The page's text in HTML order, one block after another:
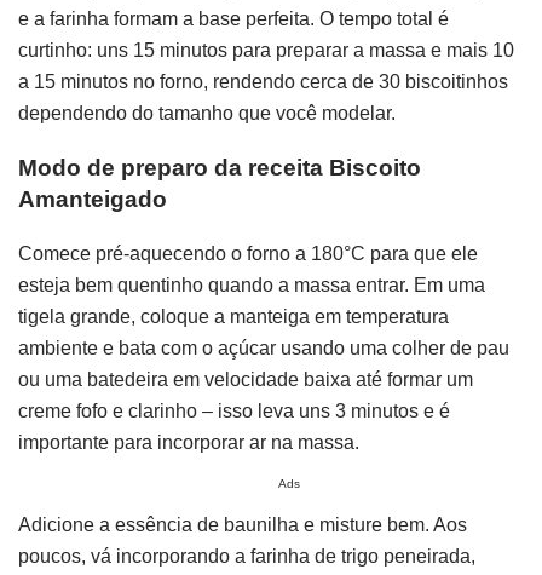
e a farinha formam a base perfeita. O tempo total é
curtinho: uns 15 minutos para preparar a massa e mais 10
a 15 minutos no forno, rendendo cerca de 30 biscoitinhos
dependendo do tamanho que você modelar.
Modo de preparo da receita Biscoito
Amanteigado
Comece pré-aquecendo o forno a 180°C para que ele
esteja bem quentinho quando a massa entrar. Em uma
tigela grande, coloque a manteiga em temperatura
ambiente e bata com o açúcar usando uma colher de pau
ou uma batedeira em velocidade baixa até formar um
creme fofo e clarinho – isso leva uns 3 minutos e é
importante para incorporar ar na massa.
Ads
Adicione a essência de baunilha e misture bem. Aos
poucos, vá incorporando a farinha de trigo peneirada,